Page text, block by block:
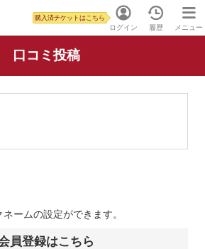
ログイン
購入済チケットはこちら
履歴 メニュー
口コミ投稿
ームの設定ができます。
員登録はこちら